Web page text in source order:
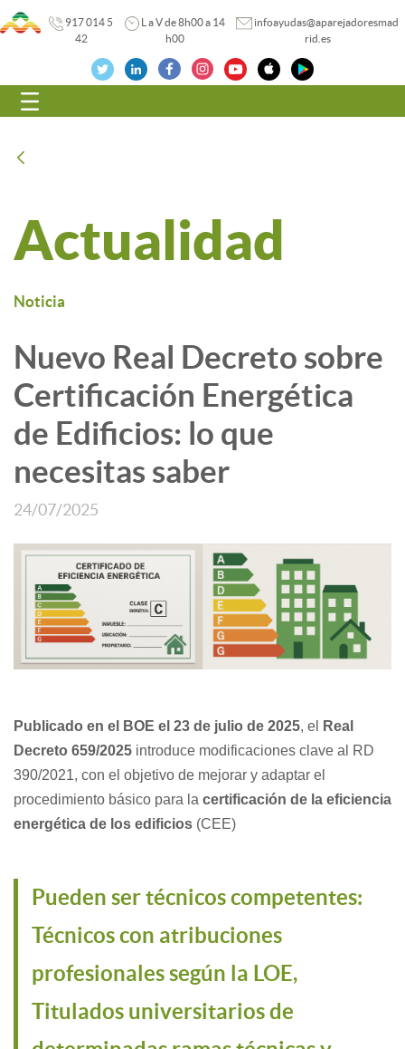
917 014 5
42
L a V de 8h00 a 14
h00
infoayudas@aparejadoresmad
rid.es
Navegación
Actualidad
Noticia
Nuevo Real Decreto sobre
Certificación Energética
de Edificios: lo que
necesitas saber
24/07/2025
Publicado en el BOE el 23 de julio de 2025, el
Real
Decreto 659/2025 introduce modificaciones clave al RD
390/2021, con el objetivo de mejorar y adaptar el
procedimiento básico para la certificación de la eficiencia
energética de los edificios (CEE)
Pueden ser técnicos competentes:
Técnicos con atribuciones
profesionales según la LOE,
Titulados universitarios de